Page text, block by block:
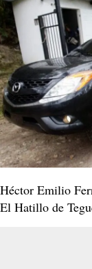
Héctor Emilio
El Hatillo de